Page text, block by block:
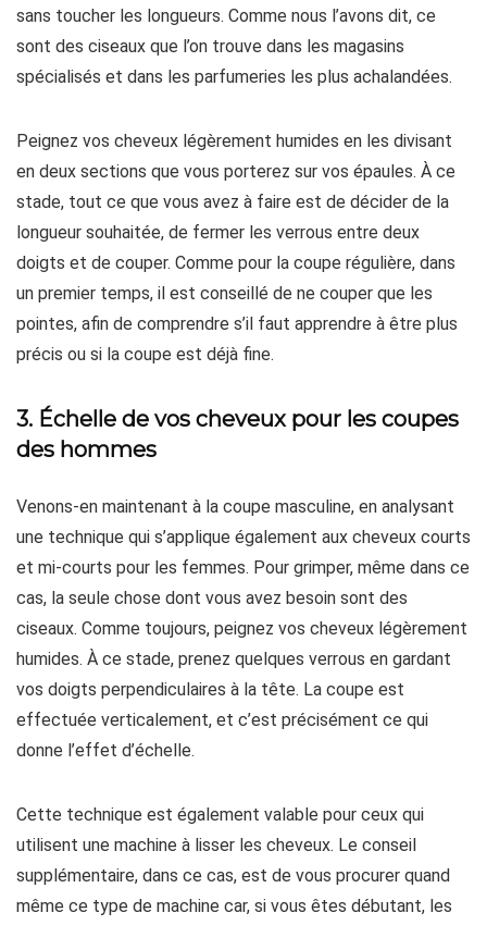
sans toucher les longueurs. Comme nous l’avons dit, ce
sont des ciseaux que l’on trouve dans les magasins
spécialisés et dans les parfumeries les plus achalandées.
Peignez vos cheveux légèrement humides en les divisant
en deux sections que vous porterez sur vos épaules. À ce
stade, tout ce que vous avez à faire est de décider de la
longueur souhaitée, de fermer les verrous entre deux
doigts et de couper. Comme pour la coupe régulière, dans
un premier temps, il est conseillé de ne couper que les
pointes, afin de comprendre s’il faut apprendre à être plus
précis ou si la coupe est déjà fine.
3. Échelle de vos cheveux pour les coupes
des hommes
Venons-en maintenant à la coupe masculine, en analysant
une technique qui s’applique également aux cheveux courts
et mi-courts pour les femmes. Pour grimper, même dans ce
cas, la seule chose dont vous avez besoin sont des
ciseaux. Comme toujours, peignez vos cheveux légèrement
humides. À ce stade, prenez quelques verrous en gardant
vos doigts perpendiculaires à la tête. La coupe est
effectuée verticalement, et c’est précisément ce qui
donne l’effet d’échelle.
Cette technique est également valable pour ceux qui
utilisent une machine à lisser les cheveux. Le conseil
supplémentaire, dans ce cas, est de vous procurer quand
même ce type de machine car, si vous êtes débutant, les